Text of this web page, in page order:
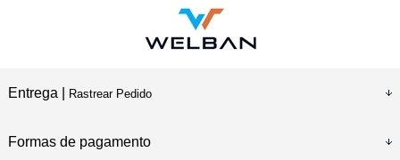
Entrega | Rastrear Pedido
Formas de pagamento